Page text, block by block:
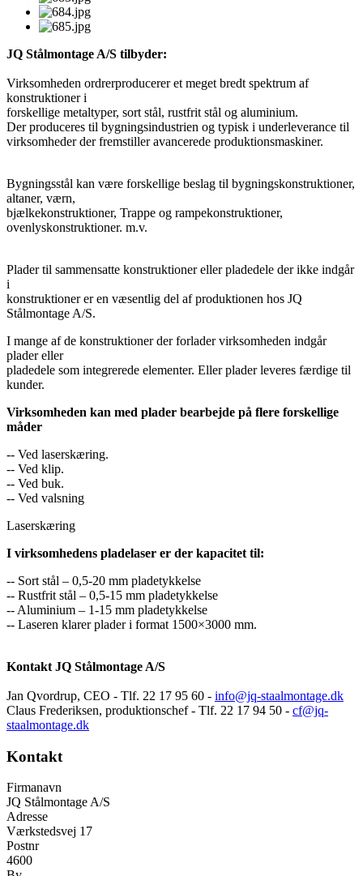
JQ Stålmontage A/S tilbyder:
Virksomheden ordrerproducerer et meget bredt spektrum af
konstruktioner i
forskellige metaltyper, sort stål, rustfrit stål og aluminium.
Der produceres til bygningsindustrien og typisk i underleverance til
virksomheder der fremstiller avancerede produktionsmaskiner.
Bygningsstål kan være forskellige beslag til bygningskonstruktioner,
altaner, værn,
bjælkekonstruktioner, Trappe og rampekonstruktioner,
ovenlyskonstruktioner. m.v.
Plader til sammensatte konstruktioner eller pladedele der ikke indgår
i
konstruktioner er en væsentlig del af produktionen hos JQ
Stålmontage A/S.
I mange af de konstruktioner der forlader virksomheden indgår
plader eller
pladedele som integrerede elementer. Eller plader leveres færdige til
kunder.
Virksomheden kan med plader bearbejde på flere forskellige
måder
-- Ved laserskæring.
-- Ved klip.
-- Ved buk.
-- Ved valsning
Laserskæring
I virksomhedens pladelaser er der kapacitet til:
-- Sort stål – 0,5-20 mm pladetykkelse
-- Rustfrit stål – 0,5-15 mm pladetykkelse
-- Aluminium – 1-15 mm pladetykkelse
-- Laseren klarer plader i format 1500×3000 mm.
Kontakt JQ Stålmontage A/S
Jan Qvordrup, CEO - Tlf. 22 17 95 60 - info@jq-staalmontage.dk
Claus Frederiksen, produktionschef - Tlf. 22 17 94 50 - cf@jq-
staalmontage.dk
Kontakt
Firmanavn
JQ Stålmontage A/S
Adresse
Værkstedsvej 17
Postnr
4600